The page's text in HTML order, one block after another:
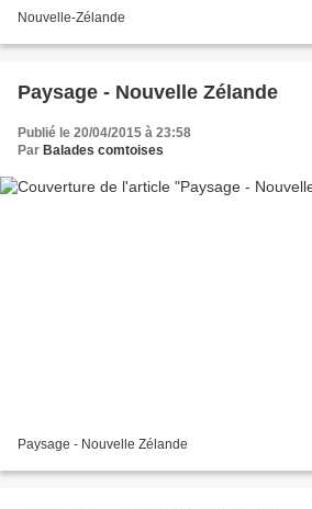
Nouvelle-Zélande
Paysage - Nouvelle Zélande
Publié le 20/04/2015 à 23:58
Par Balades comtoises
Paysage - Nouvelle Zélande